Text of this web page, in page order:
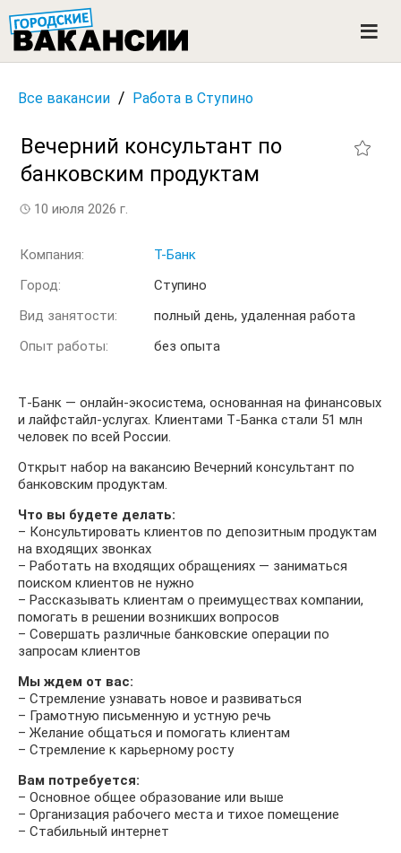
n
Все вакансии / Работа в Ступино
Вечерний консультант по
банковским продуктам
10 июля 2026 г.
Компания:
Т-Банк
Город:
Ступино
Вид занятости:
полный день, удаленная работа
Опыт работы:
без опыта
Т‑Банк — онлайн-экосистема, основанная на финансовых
и лайфстайл-услугах. Клиентами Т‑Банка стали 51 млн
человек по всей России.
Открыт набор на вакансию Вечерний консультант по
банковским продуктам.
Что вы будете делать:
– Консультировать клиентов по депозитным продуктам
на входящих звонках
– Работать на входящих обращениях — заниматься
поиском клиентов не нужно
– Рассказывать клиентам о преимуществах компании,
помогать в решении возникших вопросов
– Совершать различные банковские операции по
запросам клиентов
Мы ждем от вас:
– Стремление узнавать новое и развиваться
– Грамотную письменную и устную речь
– Желание общаться и помогать клиентам
– Стремление к карьерному росту
Вам потребуется:
– Основное общее образование или выше
– Организация рабочего места и тихое помещение
– Стабильный интернет